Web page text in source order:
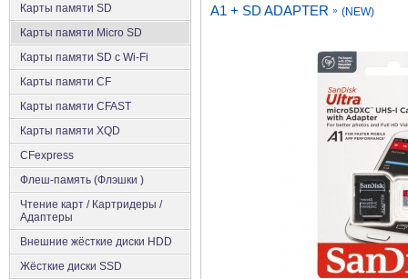
Карты памяти SD
Карты памяти Micro SD
Карты памяти SD с Wi-Fi
Карты памяти CF
Карты памяти CFAST
Карты памяти XQD
CFexpress
Флеш-память (Флэшки )
Чтение карт / Картридеры /
Адаптеры
Внешние жёсткие диски HDD
Жёсткие диски SSD
A1 + SD ADAPTER » (NEW)